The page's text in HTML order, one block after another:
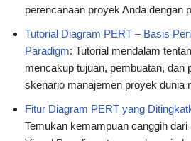
perencanaan proyek Anda dengan
Tutorial Diagram PERT – Basis
Paradigm: Tutorial mendalam
mencakup tujuan, pembuatan, dan
skenario manajemen proyek dunia
Fitur Diagram PERT yang
Temukan kemampuan canggih